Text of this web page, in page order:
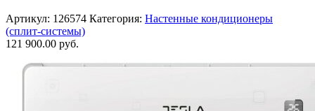
Артикул: 126574 Категория: Настенные кондиционеры
(сплит-системы)
121 900.00 руб.